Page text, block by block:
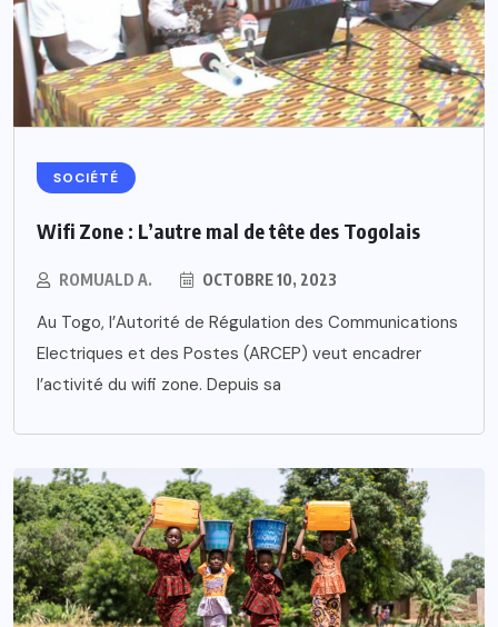
SOCIÉTÉ
Wifi Zone : L’autre mal de tête des Togolais
ROMUALD A. OCTOBRE 10, 2023
Au Togo, l’Autorité de Régulation des Communications
Electriques et des Postes (ARCEP) veut encadrer
l’activité du wifi zone. Depuis sa